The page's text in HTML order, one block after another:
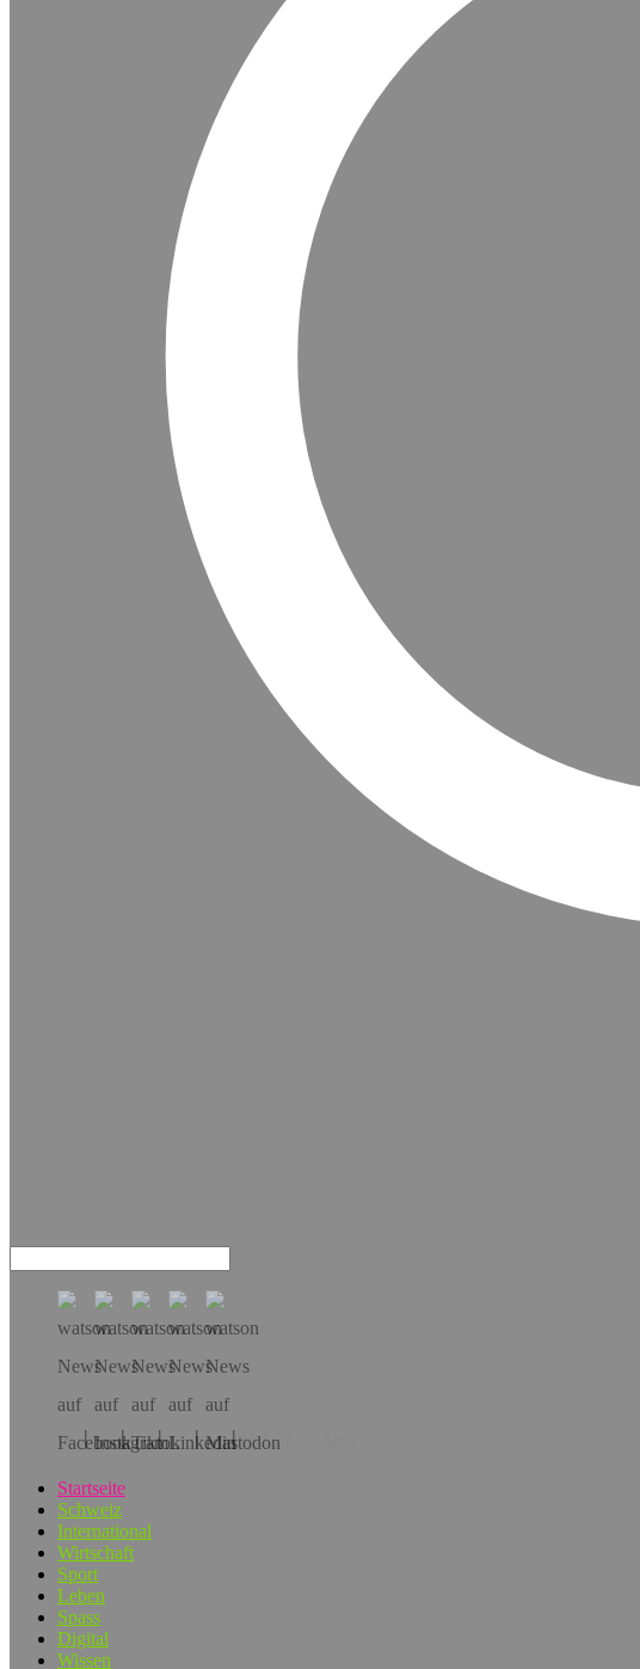
Hol dir die App!
Startseite
Schweiz
International
Wirtschaft
Sport
Leben
Spass
Digital
Wissen